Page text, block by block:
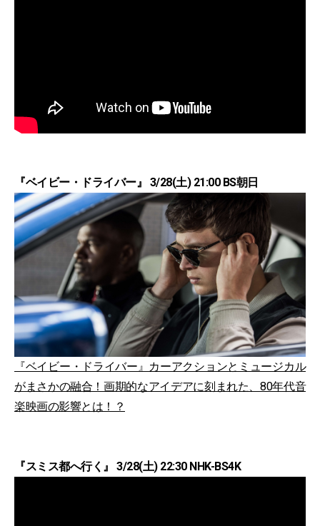
『ベイビー・ドライバー』 3/28(土) 21:00 BS朝日
『ベイビー・ドライバー』カーアクションとミュージカル
がまさかの融合！画期的なアイデアに刻まれた、80年代音
楽映画の影響とは！？
『スミス都へ行く』 3/28(土) 22:30 NHK-BS4K